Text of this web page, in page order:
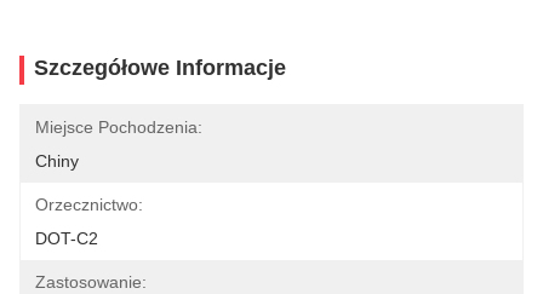
Szczegółowe Informacje
Miejsce Pochodzenia:
Chiny
Orzecznictwo:
DOT-C2
Zastosowanie: